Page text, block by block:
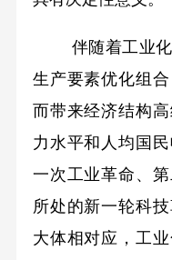
伴随着工业
生产要素优化组
而带来经济结构
力水平和人均国
一次工业革命、
所处的新一轮科
大体相对应，工